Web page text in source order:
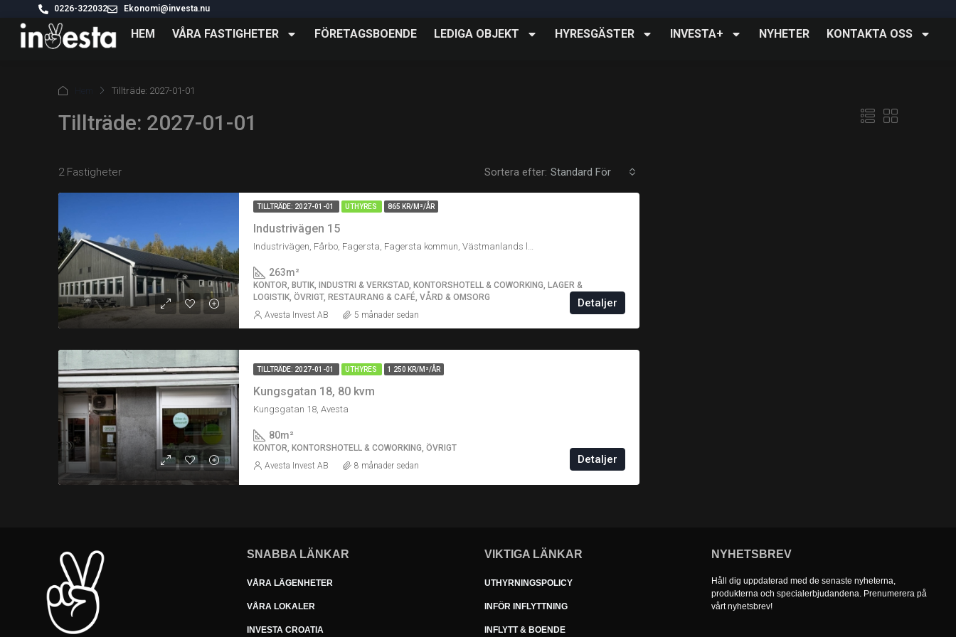
0226-322032 Ekonomi@investa.nu
HEM VÅRA FASTIGHETER FÖRETAGSBOENDE LEDIGA OBJEKT HYRESGÄSTER INVESTA+ NYHETER KONTAKTA OSS
Tillträde: 2027-01-01
Tillträde: 2027-01-01
2 Fastigheter Sortera efter: Standard För
TILLTRÄDE: 2027-01-01 UTHYRES 865 KR/M²/ÅR
Industrivägen 15
263m²
KONTOR, BUTIK, INDUSTRI & VERKSTAD, KONTORSHOTELL & COWORKING, LAGER &
LOGISTIK, ÖVRIGT, RESTAURANG & CAFÉ, VÅRD & OMSORG
Detaljer
Avesta Invest AB 5 månader sedan
TILLTRÄDE: 2027-01-01 UTHYRES 1 250 KR/M²/ÅR
Kungsgatan 18, 80 kvm
Kungsgatan 18, Avesta
80m²
KONTOR, KONTORSHOTELL & COWORKING, ÖVRIGT
Detaljer
Avesta Invest AB 8 månader sedan
SNABBA LÄNKAR
VÅRA LÄGENHETER
VÅRA LOKALER
INVESTA CROATIA
VIKTIGA LÄNKAR
UTHYRNINGSPOLICY
INFÖR INFLYTTNING
INFLYTT & BOENDE
NYHETSBREV
Håll dig uppdaterad med de senaste nyheterna,
produkterna och specialerbjudandena. Prenumerera på
vårt nyhetsbrev!